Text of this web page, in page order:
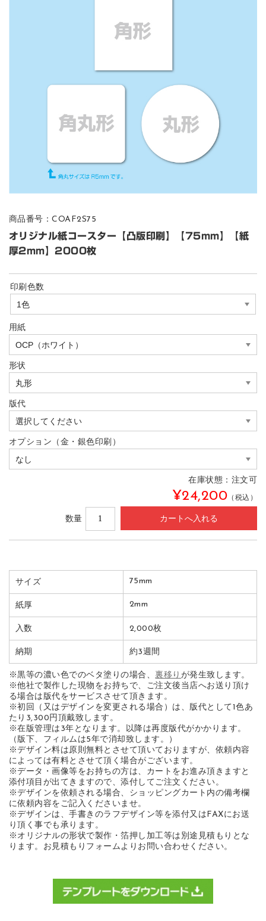
商品番号：COAF2S75
オリジナル紙コースター【凸版印刷】【75mm】【紙
厚2mm】2000枚
印刷色数
用紙
形状
版代
オプション（金・銀色印刷）
在庫状態： 注文可
¥24,200 （税込）
数量
サイズ 75mm
紙厚 2mm
入数 2,000枚
納期 約3週間
※黒等の濃い色でのベタ塗りの場合、裏移り が発生致します。
※他社で製作した現物をお持ちで、ご注文後当店へお送り頂け
る場合は版代をサービスさせて頂きます。
※初回（又はデザインを変更される場合）は、版代として1色あ
たり3,300円頂戴致します。
※在版管理は3年となります。以降は再度版代がかかります。
（版下、フィルムは5年で消却致します。）
※デザイン料は原則無料とさせて頂いておりますが、依頼内容
によっては有料とさせて頂く場合がございます。
※データ・画像等をお持ちの方は、カートをお進み頂きますと
添付項目が出てきますので、添付してご注文ください。
※デザインを依頼される場合、ショッピングカート内の備考欄
に依頼内容をご記入くださいませ。
※デザインは、手書きのラフデザイン等を添付又はFAXにお送
り頂く事でも承ります。
※オリジナルの形状で製作・箔押し加工等は別途見積もりとな
ります。お見積もりフォームよりお問い合わせください。